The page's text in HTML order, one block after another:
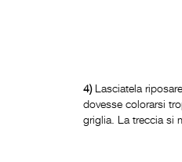
4)Lasciatela
dovesse colorarsi
griglia. La treccia si